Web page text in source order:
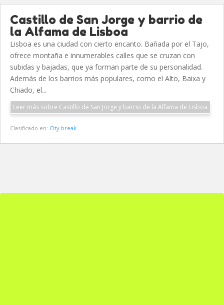
Castillo de San Jorge y barrio de
la Alfama de Lisboa
Lisboa es una ciudad con cierto encanto. Bañada por el Tajo,
ofrece montaña e innumerables calles que se cruzan con
subidas y bajadas, que ya forman parte de su personalidad.
Además de los barrios más populares, como el Alto, Baixa y
Chiado, el...
Leer más sobre Castillo de San Jorge y barrio de la Alfama de Lisboa
Clasificado en: City break